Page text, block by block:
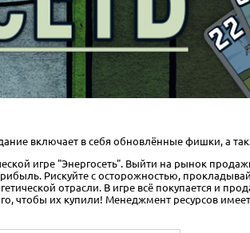
включает в себя обновлённые фишки, а
игре "Энергосеть". Выйти на рынок
Рискуйте с осторожностью,
отрасли. В игре всё покупается и
чтобы их купили! Менеджмент ресурсов